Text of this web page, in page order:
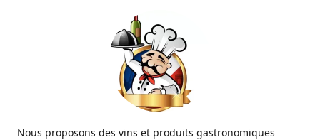
Nous proposons des vins et produits gastronomiques